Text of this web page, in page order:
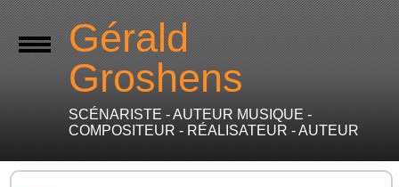
Gérald
Groshens
SCÉNARISTE - AUTEUR MUSIQUE -
COMPOSITEUR - RÉALISATEUR - AUTEUR